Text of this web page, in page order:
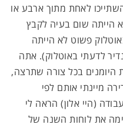
לאחת מתוך ארבע או
הייתה שום בעיה לקבץ
פשוט לא הייתה
לדעתי באוטלוק). אתה
היומנים בכל צורה שתרצה,
מיינתי אותם לפי
(היי אלון) הראה לי
את לוחות השנה של